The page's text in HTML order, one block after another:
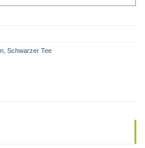
Schwarzer Tee